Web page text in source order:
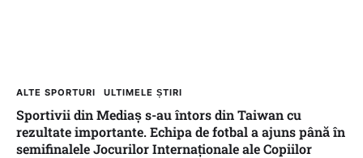
ALTE SPORTURI ULTIMELE ȘTIRI
Sportivii din Mediaș s-au întors din Taiwan cu
rezultate importante. Echipa de fotbal a ajuns până în
semifinalele Jocurilor Internaționale ale Copiilor